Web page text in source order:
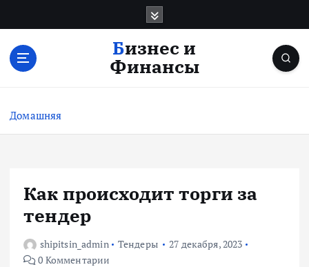
с
Бизнес и
Финансы
Домашняя
Как происходит торги за
тендер
shipitsin_admin Тендеры
27 декабря, 2023
0 Комментарии